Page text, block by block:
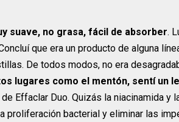
suave, no grasa, fácil de absorber.
que era un producto de alguna
De todos modos, no era
lugares como el mentón, sentí un
Effaclar Duo. Quizás la niacinamida y
proliferación bacterial y eliminar las